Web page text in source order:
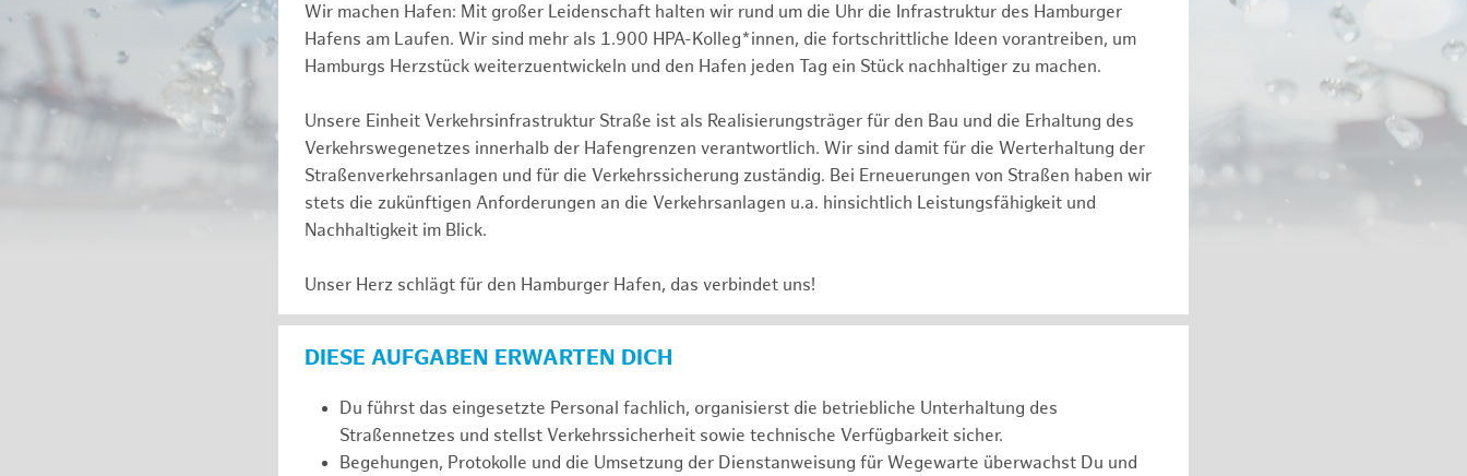
Wir machen Hafen: Mit großer Leidenschaft halten wir rund um die Uhr die Infrastruktur des Hamburger
Hafens am Laufen. Wir sind mehr als 1.900 HPA-Kolleg*innen, die fortschrittliche Ideen vorantreiben, um
Hamburgs Herzstück weiterzuentwickeln und den Hafen jeden Tag ein Stück nachhaltiger zu machen.
Unsere Einheit Verkehrsinfrastruktur Straße ist als Realisierungsträger für den Bau und die Erhaltung des
Verkehrswegenetzes innerhalb der Hafengrenzen verantwortlich. Wir sind damit für die Werterhaltung der
Straßenverkehrsanlagen und für die Verkehrssicherung zuständig. Bei Erneuerungen von Straßen haben wir
stets die zukünftigen Anforderungen an die Verkehrsanlagen u.a. hinsichtlich Leistungsfähigkeit und
Nachhaltigkeit im Blick.
Unser Herz schlägt für den Hamburger Hafen, das verbindet uns!
DIESE AUFGABEN ERWARTEN DICH
Du führst das eingesetzte Personal fachlich, organisierst die betriebliche Unterhaltung des
Straßennetzes und stellst Verkehrssicherheit sowie technische Verfügbarkeit sicher.
Begehungen, Protokolle und die Umsetzung der Dienstanweisung für Wegewarte überwachst Du und